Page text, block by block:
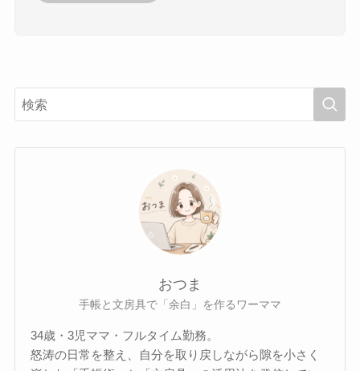
おつま
手帳と文房具で「余白」を作るワーママ
34歳・3児ママ・フルタイム勤務。
怒涛の日常を整え、自分を取り戻しながら隙を小さく